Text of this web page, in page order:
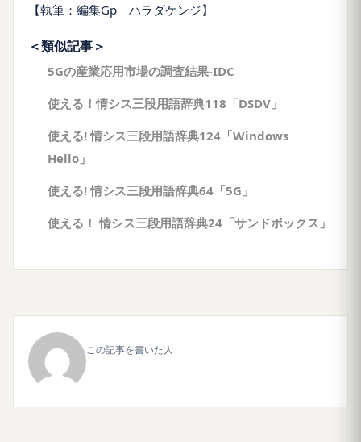
【執筆：編集Gp ハラダケンジ】
＜類似記事＞
5Gの産業応用市場の調査結果-IDC
使える！情シス三段用語辞典118「DSDV」
使える! 情シス三段用語辞典124「Windows
Hello」
使える! 情シス三段用語辞典64「5G」
使える！ 情シス三段用語辞典24「サンドボックス」
この記事を書いた人